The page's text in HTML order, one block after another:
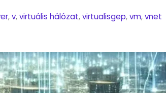
,v,virtuális hálózat,virtualisgep,vm,vnet